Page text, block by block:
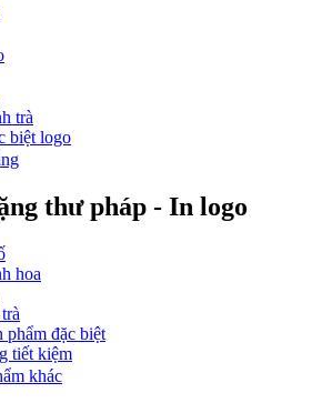
trà
biệt logo
thư pháp - In logo
hoa
phẩm đặc biệt
tiết kiệm
khác